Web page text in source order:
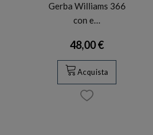
Gerba Williams 366
con e…
48,00 €
Acquista